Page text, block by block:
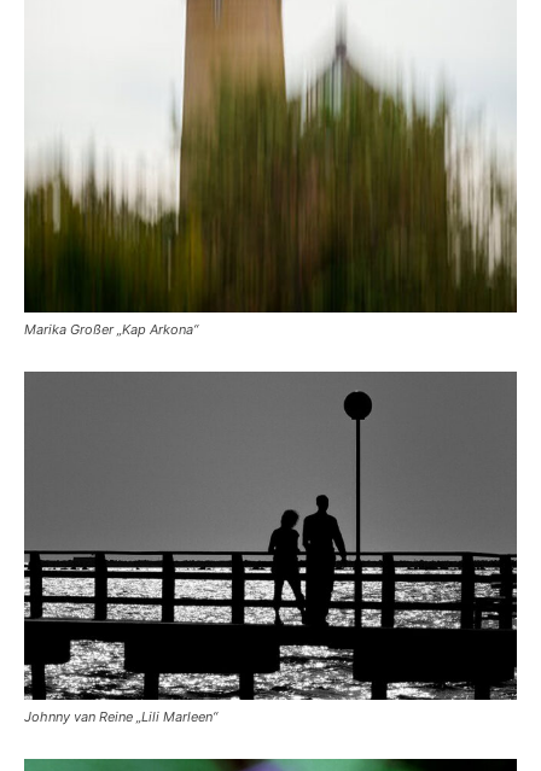
Marika Großer „Kap Arkona“
Johnny van Reine „Lili Marleen“